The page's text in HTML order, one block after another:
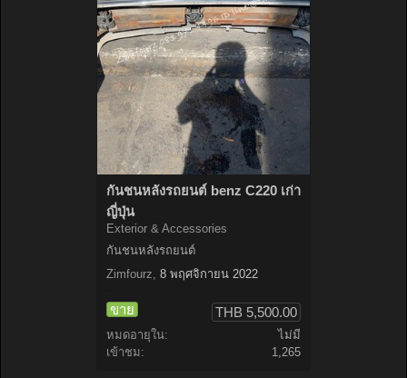
กันชนหลังรถยนต์ benz C220 เก่า
ญี่ปุ่น
Exterior & Accessories
กันชนหลังรถยนต์
Zimfourz, 8 พฤศจิกายน 2022
ขาย THB 5,500.00
หมดอายุใน:
ไม่มี
เข้าชม:
1,265